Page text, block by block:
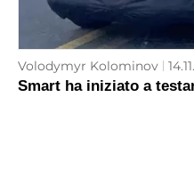
Volodymyr Kolominov
Smart ha iniziato a